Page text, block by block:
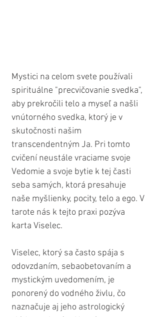
Mystici na celom svete používali
spirituálne "precvičovanie svedka",
aby prekročili telo a myseľ a našli
vnútorného svedka, ktorý je v
skutočnosti našim
transcendentným Ja. Pri tomto
cvičení neustále vraciame svoje
Vedomie a svoje bytie k tej časti
seba samých, ktorá presahuje
naše myšlienky, pocity, telo a ego. V
tarote nás k tejto praxi pozýva
karta Viselec.
Viselec, ktorý sa často spája s
odovzdaním, sebaobetovaním a
mystickým uvedomením, je
ponorený do vodného živlu, čo
naznačuje aj jeho astrologický